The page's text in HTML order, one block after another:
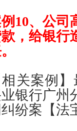
10、 公司
， 给银行
。
相关案例 】
银行广州
纷案 【法